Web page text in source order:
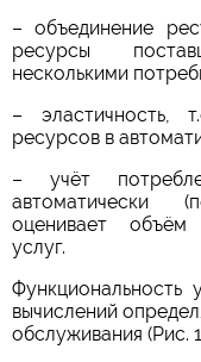
– объединение
ресурсы
несколькими
– эластичность,
ресурсов в
– учёт
автоматически
оценивает объём
услуг.
Функциональность
вычислений
обслуживания (Рис.